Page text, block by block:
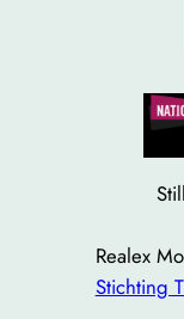
Realex
Stichting